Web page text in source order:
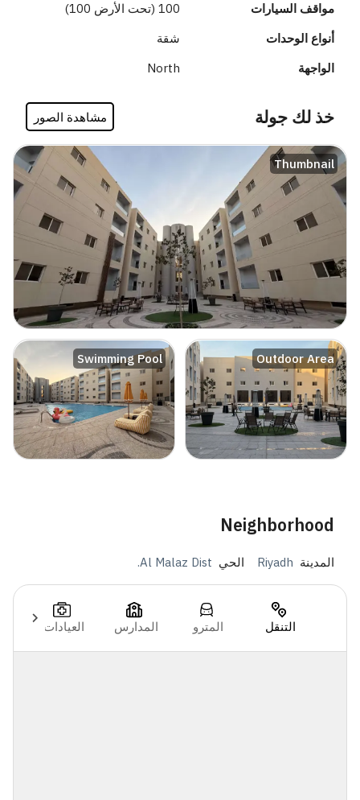
مواقف السيارات
100 (تحت الأرض 100)
أنواع الوحدات
شقة
الواجهة
North
خذ لك جولة مشاهدة الصور
Thumbnail
Outdoor Area
Swimming Pool
Neighborhood
المدينة Riyadh الحي Al Malaz Dist.
التنقل المترو المدارس العيادات